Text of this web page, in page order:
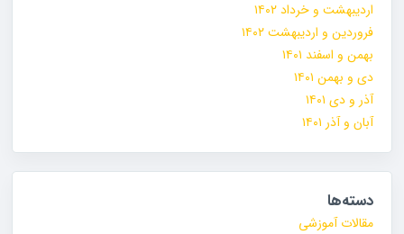
اردیبهشت و خرداد ۱۴۰۲
فروردین و اردیبهشت ۱۴۰۲
بهمن و اسفند ۱۴۰۱
دی و بهمن ۱۴۰۱
آذر و دی ۱۴۰۱
آبان و آذر ۱۴۰۱
دسته‌ها
مقالات آموزشی